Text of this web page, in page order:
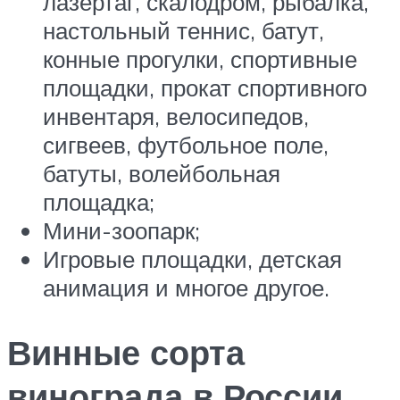
настольный теннис, батут,
конные прогулки, спортивные
площадки, прокат спортивного
инвентаря, велосипедов,
сигвеев, футбольное поле,
батуты, волейбольная
площадка;
Мини-зоопарк;
Игровые площадки, детская
анимация и многое другое.
Винные сорта